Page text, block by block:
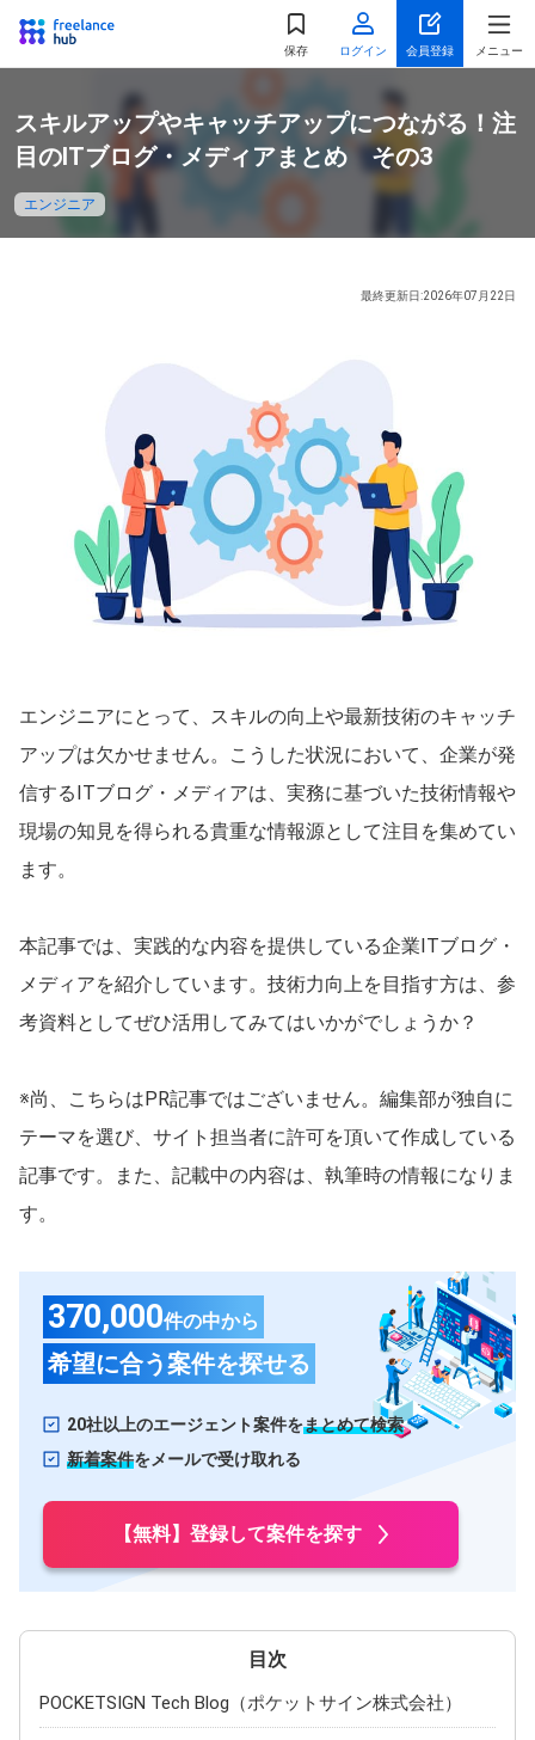
保存 ログイン 会員登録 メニュー
スキルアップやキャッチアップにつながる！注
目のITブログ・メディアまとめ その3
エンジニア
最終更新日:2026年07月22日
エンジニアにとって、スキルの向上や最新技術のキャッチ
アップは欠かせません。こうした状況において、企業が発
信するITブログ・メディアは、実務に基づいた技術情報や
現場の知見を得られる貴重な情報源として注目を集めてい
ます。
本記事では、実践的な内容を提供している企業ITブログ・
メディアを紹介しています。技術力向上を目指す方は、参
考資料としてぜひ活用してみてはいかがでしょうか？
※尚、こちらはPR記事ではございません。編集部が独自に
テーマを選び、サイト担当者に許可を頂いて作成している
記事です。また、記載中の内容は、執筆時の情報になりま
す。
370,000件の中から
希望に合う案件を探せる
20社以上のエージェント案件をまとめて検索
新着案件をメールで受け取れる
【無料】登録して案件を探す
POCKETSIGN Tech Blog（ポケットサイン株式会社）
都道府県
東京都 神奈川県
茨城県 栃木県
山形県
青森県
岩手県
甲信越・北陸
石川県
新潟県 福井県
東海
愛知県 静岡県
岐阜県 三重県
関西
奈良県 和歌山県
広島県 山口県
岡山県 島根県
四国
徳島県 高知県
九州・沖縄
福岡県
沖縄県